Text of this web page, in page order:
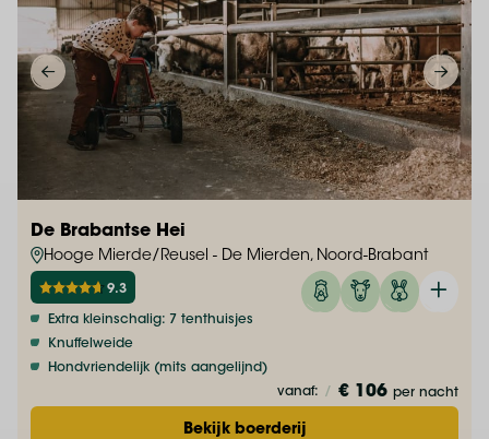
De Brabantse Hei
Hooge Mierde/Reusel - De Mierden, Noord-Brabant
9.3
Extra kleinschalig: 7 tenthuisjes
Knuffelweide
Hondvriendelijk (mits aangelijnd)
vanaf: / € 106 per nacht
Bekijk boerderij